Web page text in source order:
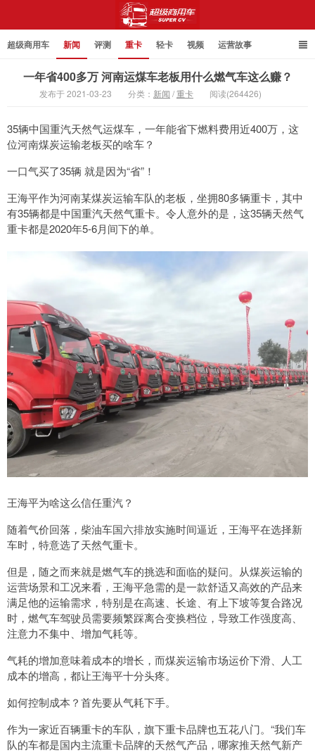
超级商用车 新闻 评测 重卡 轻卡 视频 运营故事
一年省400多万 河南运煤车老板用什么燃气车这么赚？
发布于 2021-03-23 分类： 新闻 /重卡 阅读(264426)
35辆中国重汽天然气运煤车，一年能省下燃料费用近400万，这
位河南煤炭运输老板买的啥车？
一口气买了35辆 就是因为“省”！
王海平作为河南某煤炭运输车队的老板，坐拥80多辆重卡，其中
有35辆都是中国重汽天然气重卡。令人意外的是，这35辆天然气
重卡都是2020年5-6月间下的单。
王海平为啥这么信任重汽？
随着气价回落，柴油车国六排放实施时间逼近，王海平在选择新
车时，特意选了天然气重卡。
但是，随之而来就是燃气车的挑选和面临的疑问。从煤炭运输的
运营场景和工况来看，王海平急需的是一款舒适又高效的产品来
满足他的运输需求，特别是在高速、长途、有上下坡等复合路况
时，燃气车驾驶员需要频繁踩离合变换档位，导致工作强度高、
注意力不集中、增加气耗等。
气耗的增加意味着成本的增长，而煤炭运输市场运价下滑、人工
成本的增高，都让王海平十分头疼。
如何控制成本？首先要从气耗下手。
作为一家近百辆重卡的车队，旗下重卡品牌也五花八门。“我们车
队的车都是国内主流重卡品牌的天然气产品，哪家推天然气新产